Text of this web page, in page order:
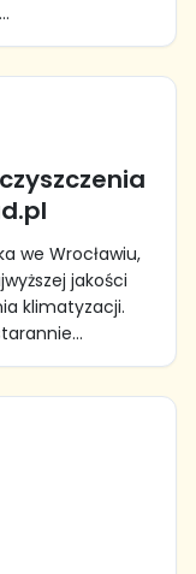
we Wrocławiu,
jakości
klimatyzacji.